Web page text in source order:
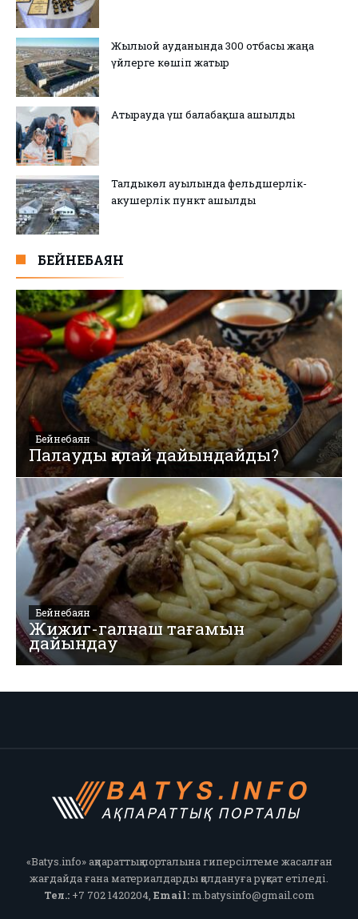
Жылыой ауданында 300 отбасы жаңа
үйлерге көшіп жатыр
Атырауда үш балабақша ашылды
Талдыкөл ауылында фельдшерлік-
акушерлік пункт ашылды
БЕЙНЕБАЯН
Бейнебаян
Палауды қалай дайындайды?
Бейнебаян
Жижиг-галнаш тағамын
дайындау
«Batys.info» ақпараттық порталына гиперсілтеме жасалған
жағдайда ғана материалдарды қолдануға рұқсат етіледі.
Тел.:+7 702 1420204, Email:m.batysinfo@gmail.com